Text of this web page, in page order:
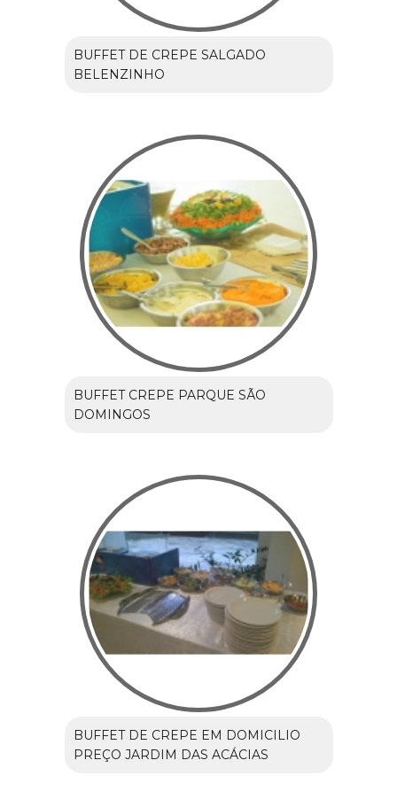
BUFFET DE CREPE SALGADO
BELENZINHO
BUFFET CREPE PARQUE SÃO
DOMINGOS
BUFFET DE CREPE EM DOMICILIO
PREÇO JARDIM DAS ACÁCIAS